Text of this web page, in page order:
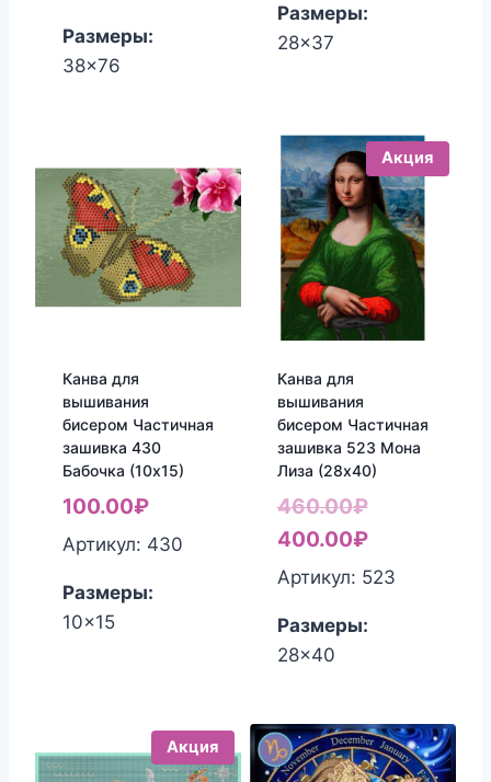
Размеры:
38x76
Размеры:
28x37
Канва для
вышивания
бисером Частичная
зашивка 430
Бабочка (10х15)
100.00₽
Артикул: 430
Размеры:
10x15
Акция
Канва для
вышивания
бисером Частичная
зашивка 523 Мона
Лиза (28х40)
460.00₽
цена
составляла
400.00₽Текущая
цена:
Артикул: 523
Размеры:
28x40
Акция